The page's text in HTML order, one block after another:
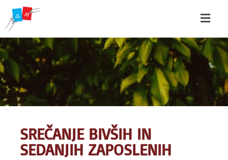
SREČANJE BIVŠIH IN
SEDANJIH ZAPOSLENIH